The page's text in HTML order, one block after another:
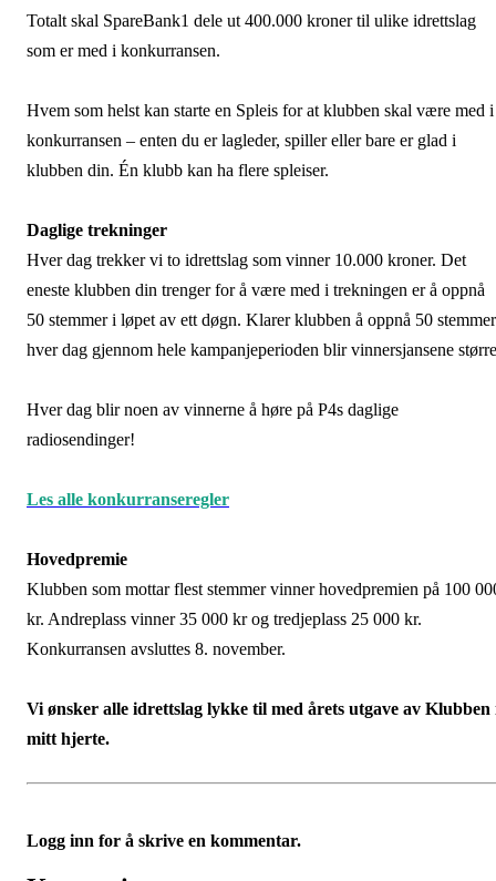
Totalt skal SpareBank1 dele ut 400.000 kroner til ulike idrettslag
som er med i konkurransen.
Hvem som helst kan starte en Spleis for at klubben skal være med i
konkurransen – enten du er lagleder, spiller eller bare er glad i
klubben din. Én klubb kan ha flere spleiser.
Daglige trekninger
Hver dag trekker vi to idrettslag som vinner 10.000 kroner. Det
eneste klubben din trenger for å være med i trekningen er å oppnå
50 stemmer i løpet av ett døgn. Klarer klubben å oppnå 50 stemmer
hver dag gjennom hele kampanjeperioden blir vinnersjansene
Hver dag blir noen av vinnerne å høre på P4s daglige
radiosendinger!
Les alle konkurranseregler
Hovedpremie
Klubben som mottar flest stemmer vinner hovedpremien på 100
kr. Andreplass vinner 35 000 kr og tredjeplass 25 000 kr.
Konkurransen avsluttes 8. november.
Vi ønsker alle idrettslag lykke til med årets utgave av Klubben
mitt hjerte.
Logg inn for å skrive en kommentar.